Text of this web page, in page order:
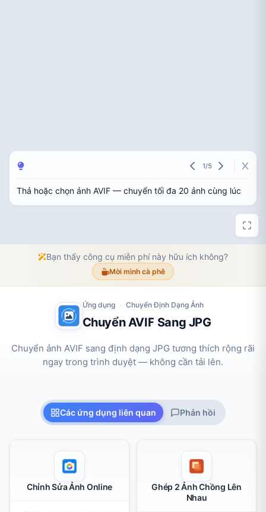
Ứng dụng › Chuyển Định Dạng Ảnh
Chuyển AVIF Sang JPG
Chuyển ảnh AVIF sang định dạng JPG tương thích rộng rãi
ngay trong trình duyệt — không cần tải lên.
Thả hoặc chọn ảnh AVIF — chuyển tối đa 20 ảnh cùng lúc
1/5
Bạn thấy công cụ miễn phí này hữu ích không?
Mời mình cà phê
Các ứng dụng liên quan Phản hồi
Chỉnh Sửa Ảnh Online
Ghép 2 Ảnh Chồng Lên
Nhau